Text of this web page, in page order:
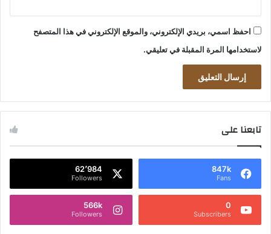
احفظ اسمي، بريدي الإلكتروني، والموقع الإلكتروني في هذا المتصفح
لاستخدامها المرة المقبلة في تعليقي.
تابعنا على
847k
Fans
62٬984
Followers
0
Subscribers
566k
Followers